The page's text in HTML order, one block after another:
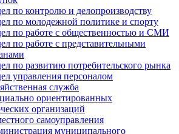
по контролю и делопроизводству
по молодежной политике и спорту
по работе с общественностью и СМИ
по работе с представительными
по развитию потребительского рынка
управления персоналом
служба
ориентированных
организаций
самоуправления
муниципального